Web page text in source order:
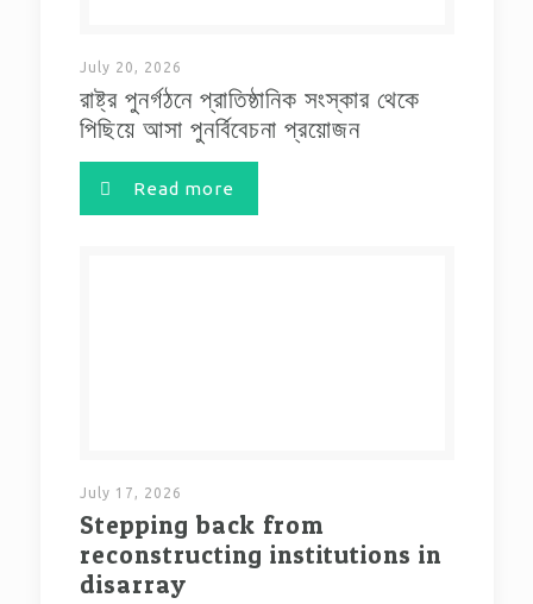
July 20, 2026
রাষ্ট্র পুনর্গঠনে প্রাতিষ্ঠানিক সংস্কার থেকে
পিছিয়ে আসা পুনর্বিবেচনা প্রয়োজন
Read more
July 17, 2026
Stepping back from
reconstructing institutions in
disarray